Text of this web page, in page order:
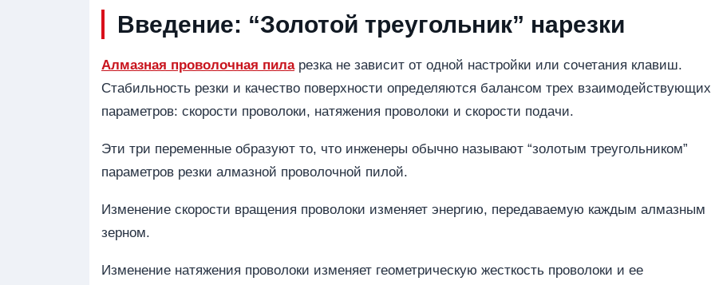
Введение: “Золотой треугольник” нарезки
Алмазная проволочная пиларезка не зависит от одной настройки или сочетания клавиш.
Стабильность резки и качество поверхности определяются балансом трех взаимодействующих
параметров: скорости проволоки, натяжения проволоки и скорости подачи.
Эти три переменные образуют то, что инженеры обычно называют “золотым треугольником”
параметров резки алмазной проволочной пилой.
Изменение скорости вращения проволоки изменяет энергию, передаваемую каждым алмазным
зерном.
Изменение натяжения проволоки изменяет геометрическую жесткость проволоки и ее